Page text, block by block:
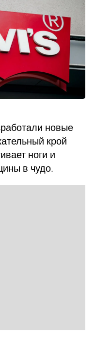
новые
крой
ноги и
в чудо.